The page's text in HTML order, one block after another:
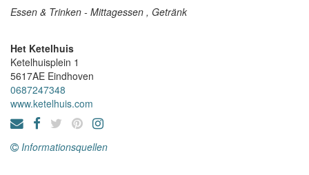
Essen & Trinken - Mittagessen , Getränk
Het Ketelhuis
Ketelhuisplein 1
5617AE Eindhoven
0687247348
www.ketelhuis.com
Informationsquellen